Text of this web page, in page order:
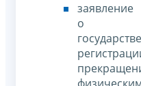
заявление
о